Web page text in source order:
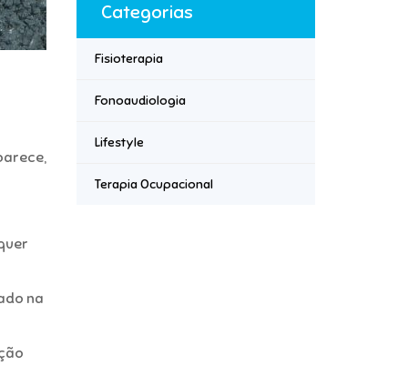
na
Categorias
Fisioterapia
Fonoaudiologia
Lifestyle
Terapia Ocupacional